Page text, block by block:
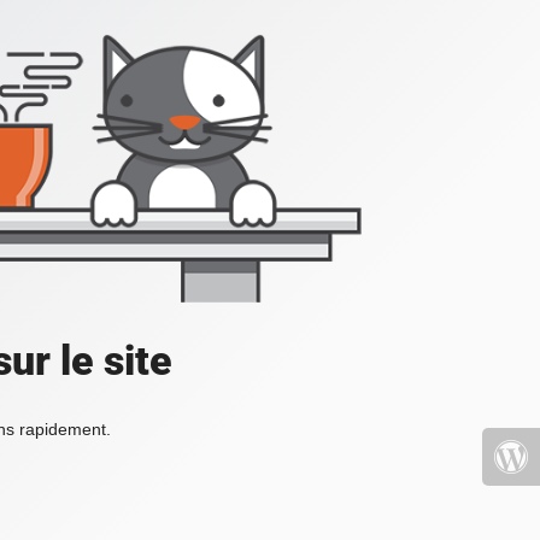
le site
rapidement.